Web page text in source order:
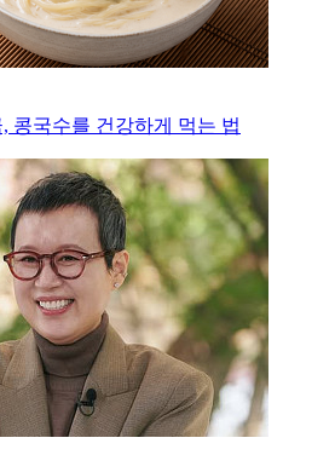
콩국수를 건강하게 먹는 법